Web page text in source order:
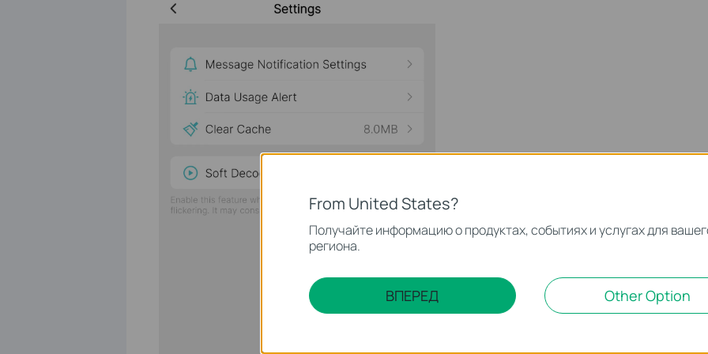
From United States?
Получайте информацию о продуктах, событиях и услугах для
региона.
ВПЕРЕД Other Option